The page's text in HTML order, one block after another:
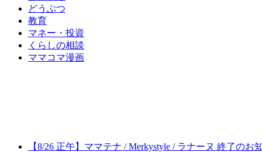
どうぶつ
教育
マネー・投資
くらしの相談
ママコマ漫画
【8/26 正午】ママテナ / Merkystyle / ラナーヌ 終了のお